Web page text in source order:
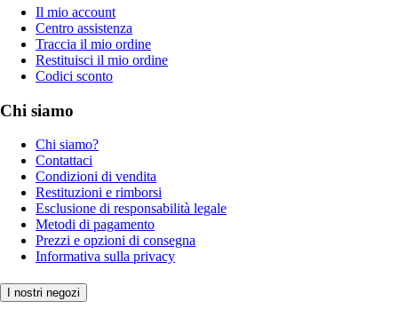
Il mio account
Centro assistenza
Traccia il mio ordine
Restituisci il mio ordine
Codici sconto
Chi siamo
Chi siamo?
Contattaci
Condizioni di vendita
Restituzioni e rimborsi
Esclusione di responsabilità legale
Metodi di pagamento
Prezzi e opzioni di consegna
Informativa sulla privacy
I nostri negozi